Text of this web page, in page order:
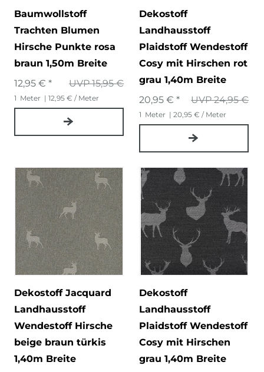
Baumwollstoff
Trachten Blumen
Hirsche Punkte rosa
braun 1,50m Breite
UVP 15,95 €
12,95 € *
1 Meter | 12,95 € / Meter
Dekostoff
Landhausstoff
Plaidstoff Wendestoff
Cosy mit Hirschen rot
grau 1,40m Breite
UVP 24,95 €
20,95 € *
1 Meter | 20,95 € / Meter
Dekostoff Jacquard
Landhausstoff
Wendestoff Hirsche
beige braun türkis
1,40m Breite
Dekostoff
Landhausstoff
Plaidstoff Wendestoff
Cosy mit Hirschen
grau 1,40m Breite